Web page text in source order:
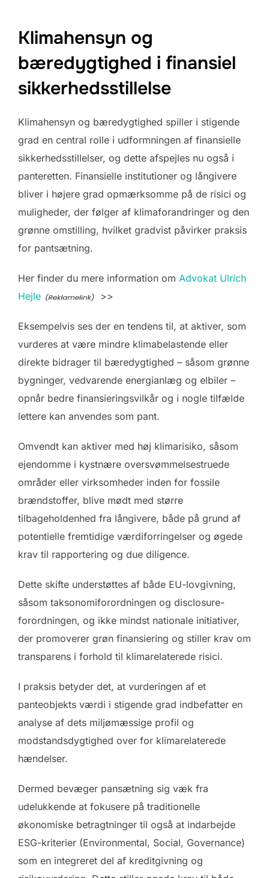
Klimahensyn og
bæredygtighed i finansiel
sikkerhedsstillelse
Klimahensyn og bæredygtighed spiller i stigende
grad en central rolle i udformningen af finansielle
sikkerhedsstillelser, og dette afspejles nu også i
panteretten. Finansielle institutioner og långivere
bliver i højere grad opmærksomme på de risici og
muligheder, der følger af klimaforandringer og den
grønne omstilling, hvilket gradvist påvirker praksis
for pantsætning.
Her finder du mere information om Advokat Ulrich
Hejle
>>
Eksempelvis ses der en tendens til, at aktiver, som
vurderes at være mindre klimabelastende eller
direkte bidrager til bæredygtighed – såsom grønne
bygninger, vedvarende energianlæg og elbiler –
opnår bedre finansieringsvilkår og i nogle tilfælde
lettere kan anvendes som pant.
Omvendt kan aktiver med høj klimarisiko, såsom
ejendomme i kystnære oversvømmelsestruede
områder eller virksomheder inden for fossile
brændstoffer, blive mødt med større
tilbageholdenhed fra långivere, både på grund af
potentielle fremtidige værdiforringelser og øgede
krav til rapportering og due diligence.
Dette skifte understøttes af både EU-lovgivning,
såsom taksonomiforordningen og disclosure-
forordningen, og ikke mindst nationale initiativer,
der promoverer grøn finansiering og stiller krav om
transparens i forhold til klimarelaterede risici.
I praksis betyder det, at vurderingen af et
panteobjekts værdi i stigende grad indbefatter en
analyse af dets miljømæssige profil og
modstandsdygtighed over for klimarelaterede
hændelser.
Dermed bevæger pansætning sig væk fra
udelukkende at fokusere på traditionelle
økonomiske betragtninger til også at indarbejde
ESG-kriterier (Environmental, Social, Governance)
som en integreret del af kreditgivning og